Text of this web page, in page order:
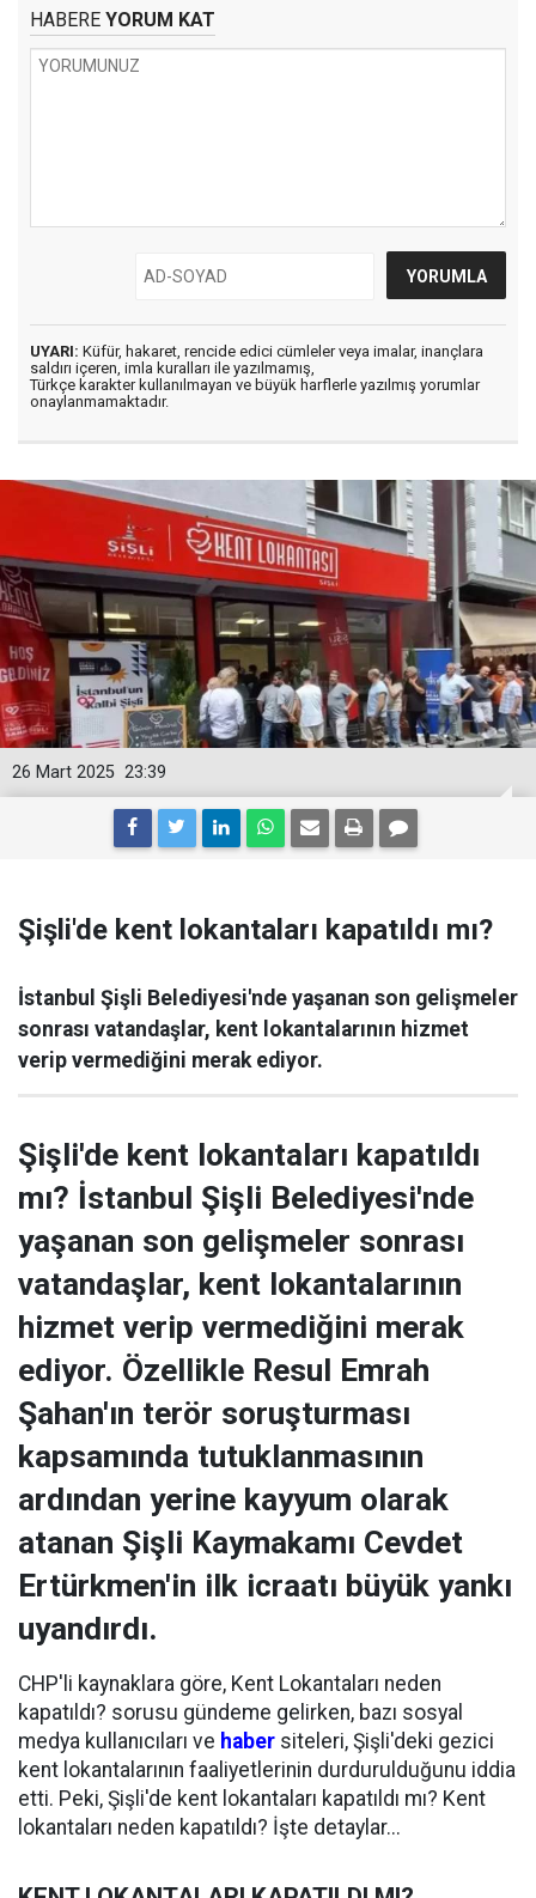
HABERE YORUM KAT
UYARI: Küfür, hakaret, rencide edici cümleler veya imalar, inançlara
saldırı içeren, imla kuralları ile yazılmamış,
Türkçe karakter kullanılmayan ve büyük harflerle yazılmış yorumlar
onaylanmamaktadır.
23:39
26 Mart 2025
Şişli'de kent lokantaları kapatıldı mı?
İstanbul Şişli Belediyesi'nde yaşanan son gelişmeler
sonrası vatandaşlar, kent lokantalarının hizmet
verip vermediğini merak ediyor.
Şişli'de kent lokantaları kapatıldı
mı? İstanbul Şişli Belediyesi'nde
yaşanan son gelişmeler sonrası
vatandaşlar, kent lokantalarının
hizmet verip vermediğini merak
ediyor. Özellikle Resul Emrah
Şahan'ın terör soruşturması
kapsamında tutuklanmasının
ardından yerine kayyum olarak
atanan Şişli Kaymakamı Cevdet
Ertürkmen'in ilk icraatı büyük yankı
uyandırdı.
CHP'li kaynaklara göre, Kent Lokantaları neden
kapatıldı? sorusu gündeme gelirken, bazı sosyal
medya kullanıcıları ve haber siteleri, Şişli'deki gezici
kent lokantalarının faaliyetlerinin durdurulduğunu iddia
etti. Peki, Şişli'de kent lokantaları kapatıldı mı? Kent
lokantaları neden kapatıldı? İşte detaylar...